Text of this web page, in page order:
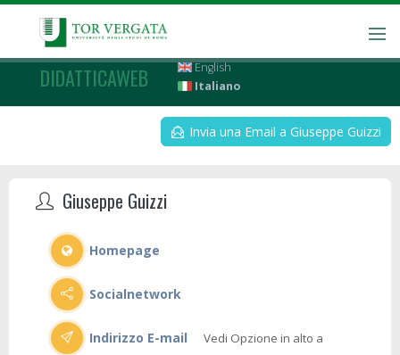
DIDATTICAWEB
English
Italiano
Invia una Email a Giuseppe Guizzi
Giuseppe Guizzi
Homepage
Socialnetwork
Indirizzo E-mail
Vedi Opzione in alto a